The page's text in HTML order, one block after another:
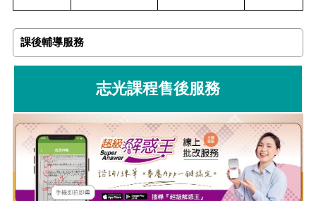
課後輔導服務
志光課程售後服務